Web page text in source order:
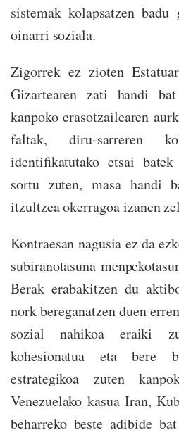
sistemak kolapsatzen
oinarri soziala.
Zigorrek ez zioten
Gizartearen zati handi
kanpoko erasotzailearen
faltak, diru-sarreren
identifikatutako etsai
sortu zuten, masa handi
itzultzea okerragoa izanen
Kontraesan nagusia ez da
subiranotasuna
Berak erabakitzen du
nork bereganatzen duen
sozial nahikoa eraiki
kohesionatua eta bere
estrategikoa zuten
Venezuelako kasua Iran,
beharreko beste adibide